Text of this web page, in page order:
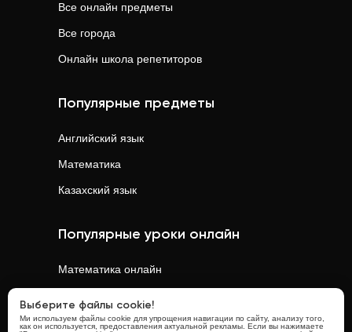
Все онлайн предметы
Все города
Онлайн школа репетиторов
Популярные предметы
Английский язык
Математика
Казахский язык
Популярные уроки онлайн
Математика онлайн
Химияонлайн
Выберите файлы cookie!
Ми используем файлы cookie для упрощения навигации по сайту, анализу того,
как он используется, предоставления актуальной рекламы. Если вы нажимаете